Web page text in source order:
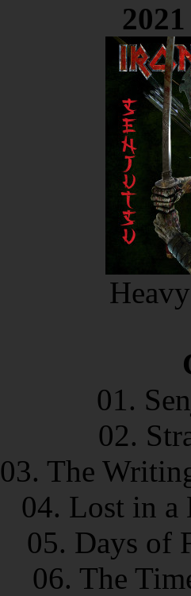
01.
02.
03. The
04. Lost in a
05. Days of
06. The